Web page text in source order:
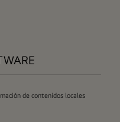
de contenidos locales